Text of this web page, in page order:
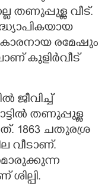
തണുപ്പുള്ള വീട്.
രമേഷും
കുളിർവീട്
ജീവിച്ച്
തണുപ്പുള്ള
1863 ചതുരശ്ര
വീടാണ്.